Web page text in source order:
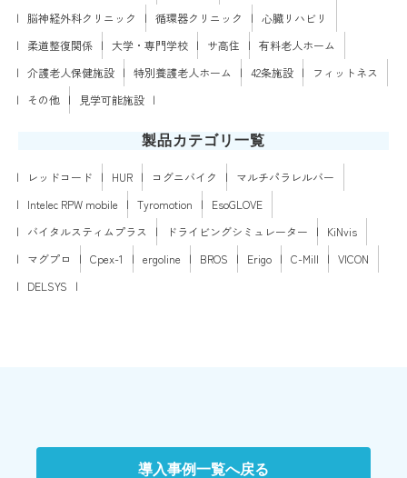
脳神経外科クリニック
循環器クリニック
心臓リハビリ
柔道整復関係
大学・専門学校 サ高住
有料老人ホーム
介護老人保健施設
特別養護老人ホーム 42条施設
フィットネス
その他
見学可能施設
製品カテゴリ一覧
レッドコード HUR コグニバイク
マルチパラレルバー
Intelec RPW mobile
Tyromotion
EsoGLOVE
バイタルスティムプラス
ドライビングシミュレーター
KiNvis
マグプロ
Cpex-1 ergoline BROS Erigo C-Mill
VICON
DELSYS
導入事例一覧へ戻る